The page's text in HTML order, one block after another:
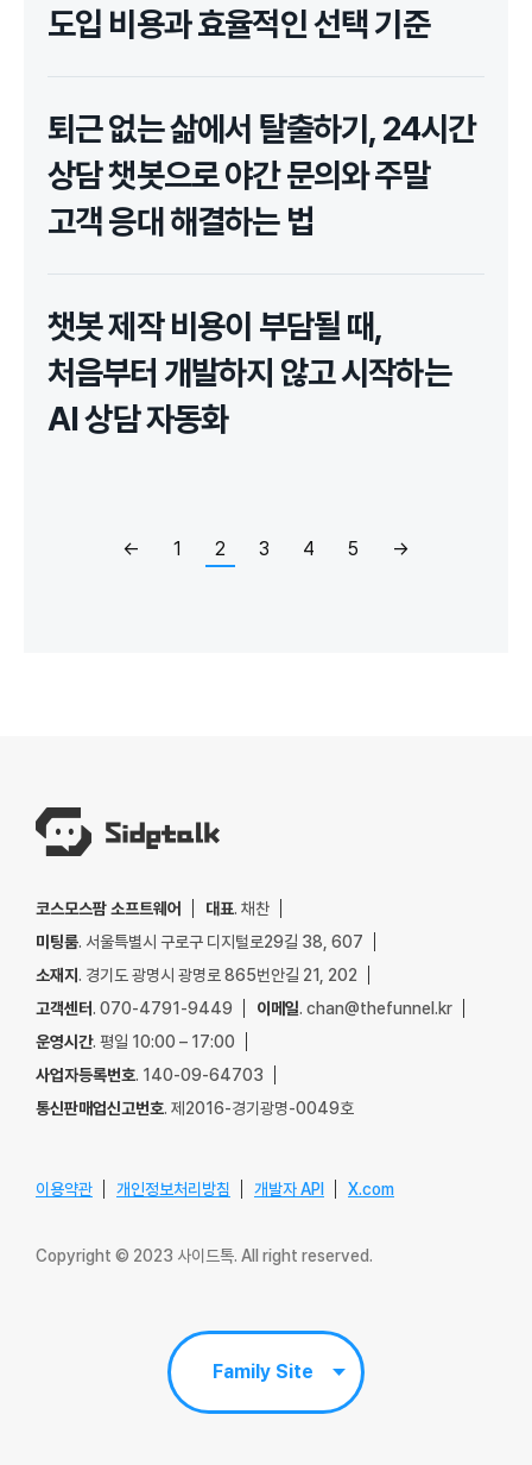
도입 비용과 효율적인 선택 기준
퇴근 없는 삶에서 탈출하기, 24시간
상담 챗봇으로 야간 문의와 주말
고객 응대 해결하는 법
챗봇 제작 비용이 부담될 때,
처음부터 개발하지 않고 시작하는
AI 상담 자동화
← 1 2 3 4 5 →
코스모스팜 소프트웨어 대표. 채찬
미팅룸. 서울특별시 구로구 디지털로29길 38, 607
소재지. 경기도 광명시 광명로 865번안길 21, 202
고객센터. 070-4791-9449 이메일. chan@thefunnel.kr
운영시간. 평일 10:00 – 17:00
사업자등록번호. 140-09-64703
통신판매업신고번호. 제2016-경기광명-0049호
이용약관 개인정보처리방침 개발자 API X.com
Copyright © 2023 사이드톡. All right reserved.
Family Site